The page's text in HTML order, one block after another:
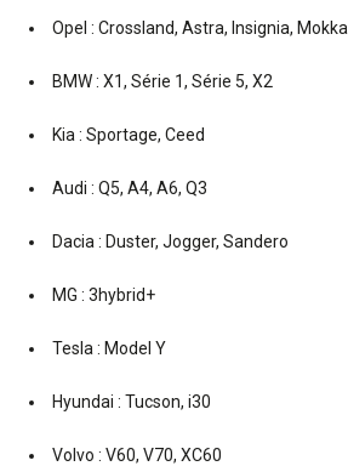
Opel : Crossland, Astra, Insignia, Mokka
BMW : X1, Série 1, Série 5, X2
Kia : Sportage, Ceed
Audi : Q5, A4, A6, Q3
Dacia : Duster, Jogger, Sandero
MG : 3hybrid+
Tesla : Model Y
Hyundai : Tucson, i30
Volvo : V60, V70, XC60